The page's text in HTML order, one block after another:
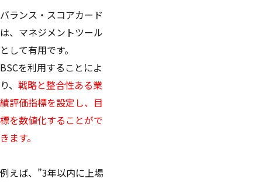
バランス・スコアカード
は、マネジメントツール
として有用です。
BSCを利用することによ
り、 戦略と整合性ある業
績評価指標を設定し、目
標を数値化することがで
きます。
例えば、”3年以内に上場